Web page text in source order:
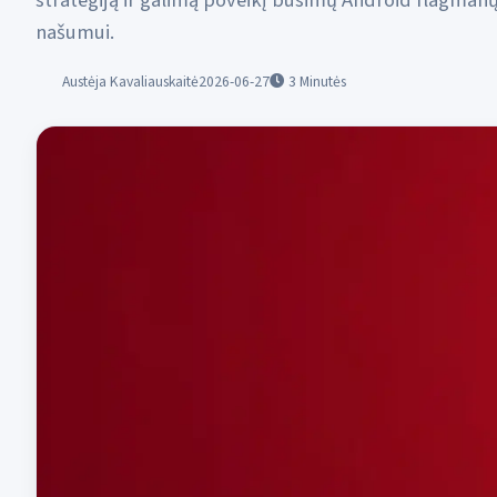
našumui.
Austėja Kavaliauskaitė2026-06-27 3 Minutės